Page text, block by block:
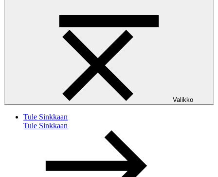
Valikko
Tule Sinkkaan
Tule Sinkkaan